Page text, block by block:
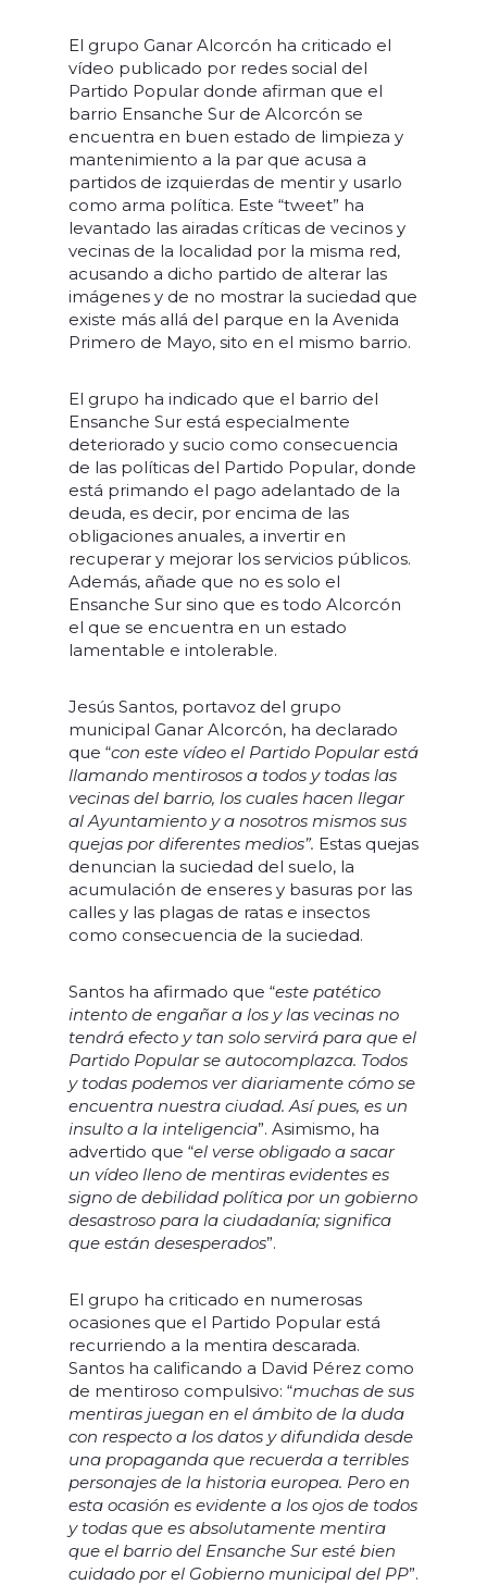
El grupo Ganar Alcorcón ha criticado el
vídeo publicado por redes social del
Partido Popular donde afirman que el
barrio Ensanche Sur de Alcorcón se
encuentra en buen estado de limpieza y
mantenimiento a la par que acusa a
partidos de izquierdas de mentir y usarlo
como arma política. Este “tweet” ha
levantado las airadas críticas de vecinos y
vecinas de la localidad por la misma red,
acusando a dicho partido de alterar las
imágenes y de no mostrar la suciedad que
existe más allá del parque en la Avenida
Primero de Mayo, sito en el mismo barrio.
El grupo ha indicado que el barrio del
Ensanche Sur está especialmente
deteriorado y sucio como consecuencia
de las políticas del Partido Popular, donde
está primando el pago adelantado de la
deuda, es decir, por encima de las
obligaciones anuales, a invertir en
recuperar y mejorar los servicios públicos.
Además, añade que no es solo el
Ensanche Sur sino que es todo Alcorcón
el que se encuentra en un estado
lamentable e intolerable.
Jesús Santos, portavoz del grupo
municipal Ganar Alcorcón, ha declarado
que “con este vídeo el Partido Popular está
llamando mentirosos a todos y todas las
vecinas del barrio, los cuales hacen llegar
al Ayuntamiento y a nosotros mismos sus
quejas por diferentes medios”. Estas quejas
denuncian la suciedad del suelo, la
acumulación de enseres y basuras por las
calles y las plagas de ratas e insectos
como consecuencia de la suciedad.
Santos ha afirmado que “este patético
intento de engañar a los y las vecinas no
tendrá efecto y tan solo servirá para que el
Partido Popular se autocomplazca. Todos
y todas podemos ver diariamente cómo se
encuentra nuestra ciudad. Así pues, es un
insulto a la inteligencia”. Asimismo, ha
advertido que “el verse obligado a sacar
un vídeo lleno de mentiras evidentes es
signo de debilidad política por un gobierno
desastroso para la ciudadanía; significa
que están desesperados”.
El grupo ha criticado en numerosas
ocasiones que el Partido Popular está
recurriendo a la mentira descarada.
Santos ha calificando a David Pérez como
de mentiroso compulsivo: “muchas de sus
mentiras juegan en el ámbito de la duda
con respecto a los datos y difundida desde
una propaganda que recuerda a terribles
personajes de la historia europea. Pero en
esta ocasión es evidente a los ojos de todos
y todas que es absolutamente mentira
que el barrio del Ensanche Sur esté bien
cuidado por el Gobierno municipal del PP”.